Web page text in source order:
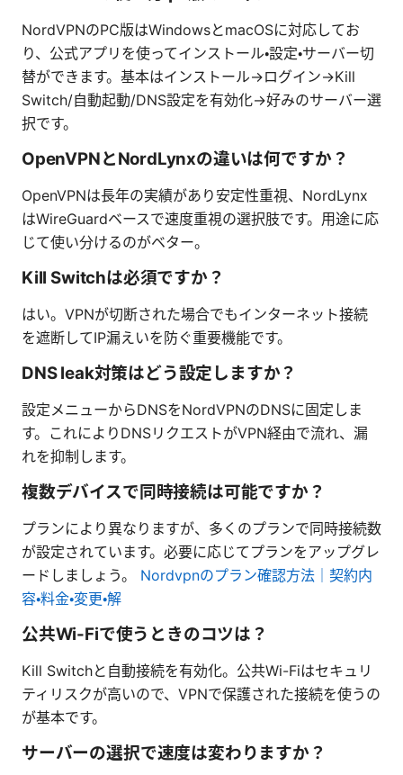
NordVPNのPC版はWindowsとmacOSに対応してお
り、公式アプリを使ってインストール・設定・サーバー切
替ができます。基本はインストール→ログイン→Kill
Switch/自動起動/DNS設定を有効化→好みのサーバー選
択です。
OpenVPNとNordLynxの違いは何ですか？
OpenVPNは長年の実績があり安定性重視、NordLynx
はWireGuardベースで速度重視の選択肢です。用途に応
じて使い分けるのがベター。
Kill Switchは必須ですか？
はい。VPNが切断された場合でもインターネット接続
を遮断してIP漏えいを防ぐ重要機能です。
DNS leak対策はどう設定しますか？
設定メニューからDNSをNordVPNのDNSに固定しま
す。これによりDNSリクエストがVPN経由で流れ、漏
れを抑制します。
複数デバイスで同時接続は可能ですか？
プランにより異なりますが、多くのプランで同時接続数
が設定されています。必要に応じてプランをアップグレ
ードしましょう。 Nordvpnのプラン確認方法｜契約内
容・料金・変更・解
公共Wi-Fiで使うときのコツは？
Kill Switchと自動接続を有効化。公共Wi-Fiはセキュリ
ティリスクが高いので、VPNで保護された接続を使うの
が基本です。
サーバーの選択で速度は変わりますか？